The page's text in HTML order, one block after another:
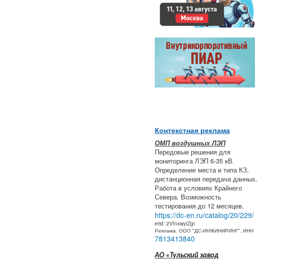
Контекстная реклама
ОМП воздушных ЛЭП
Передовые решения для
мониторинга ЛЭП 6-35 кВ.
Определение места и типа КЗ,
дистанционная передача данных.
Работа в условиях Крайнего
Севера. Возможность
тестирования до 12 месяцев.
https://dc-en.ru/catalog/20/229/
erid: 2VfnxwytZgt
Реклама. ООО "ДС-ИНЖИНИРИНГ". ИНН
7813413840
АО «Тульский завод